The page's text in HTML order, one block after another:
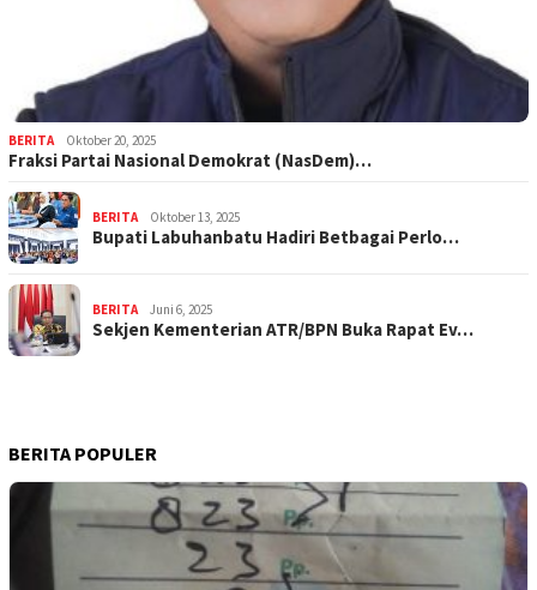
BERITA Oktober 20, 2025
Fraksi Partai Nasional Demokrat (NasDem)…
BERITA Oktober 13, 2025
Bupati Labuhanbatu Hadiri Betbagai Perlo…
BERITA Juni 6, 2025
Sekjen Kementerian ATR/BPN Buka Rapat Ev…
BERITA POPULER